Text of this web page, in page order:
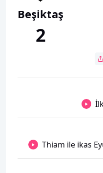
Beşiktaş
2
Thiam ile ikas